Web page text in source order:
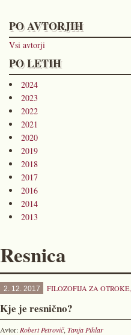
PO AVTORJIH
Vsi avtorji
PO LETIH
2024
2023
2022
2021
2020
2019
2018
2017
2016
2014
2013
Resnica
2. 12. 2017 FILOZOFIJA ZA OTROKE,
Kje je resnično?
Avtor: Robert Petrovič, Tanja Pihlar